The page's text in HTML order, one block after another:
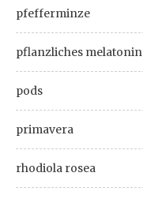
pfefferminze
pflanzliches melatonin
pods
primavera
rhodiola rosea